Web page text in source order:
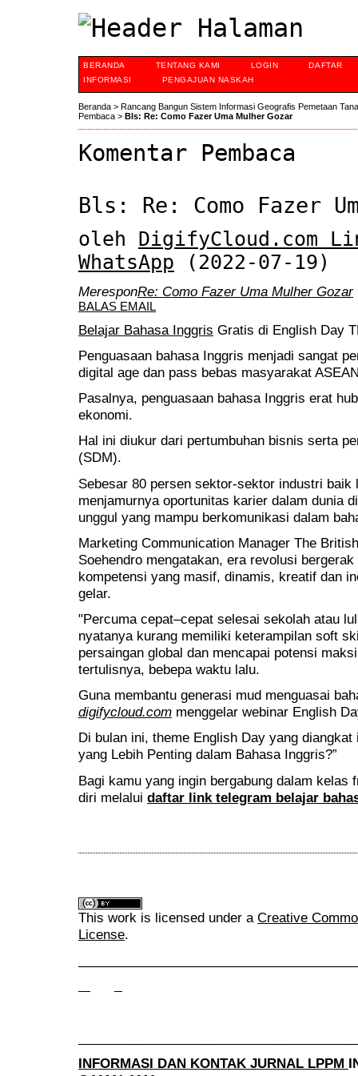
BERANDA TENTANG KAMI LOGIN
DAFTAR
INFORMASI
PENGAJUAN NASKAH
Beranda > Rancang Bangun Sistem Informasi Geografis Pemetaan
Pembaca > Bls: Re: Como Fazer Uma Mulher Gozar
Komentar Pembaca
Bls: Re: Como Fazer
oleh DigifyCloud.com
WhatsApp (2022-07-19)
MeresponRe: Como Fazer Uma Mulher Gozar
BALAS EMAIL
Belajar Bahasa Inggris Gratis di English Day
Penguasaan bahasa Inggris menjadi sangat
digital age dan pass bebas masyarakat
Pasalnya, penguasaan bahasa Inggris erat
ekonomi.
Hal ini diukur dari pertumbuhan bisnis serta
(SDM).
Sebesar 80 persen sektor-sektor industri baik
menjamurnya oportunitas karier dalam dunia
unggul yang mampu berkomunikasi dalam
Marketing Communication Manager The
Soehendro mengatakan, era revolusi
kompetensi yang masif, dinamis, kreatif dan
gelar.
"Percuma cepat–cepat selesai sekolah atau
nyatanya kurang memiliki keterampilan soft
persaingan global dan mencapai potensi
tertulisnya, bebepa waktu lalu.
Guna membantu generasi mud menguasai
digifycloud.com menggelar webinar English
Di bulan ini, theme English Day yang
yang Lebih Penting dalam Bahasa Inggris?”
Bagi kamu yang ingin bergabung dalam kelas
diri melalui daftar link telegram belajar
This work is licensed under a Creative
License.
INFORMASI DAN KONTAK JURNAL LPPM